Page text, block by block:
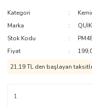
Kategori
Marka
QUİK
Stok Kodu
Fiyat
21,19 TL den başlayan